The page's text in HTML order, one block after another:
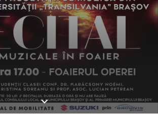
keyboard_arrow_down